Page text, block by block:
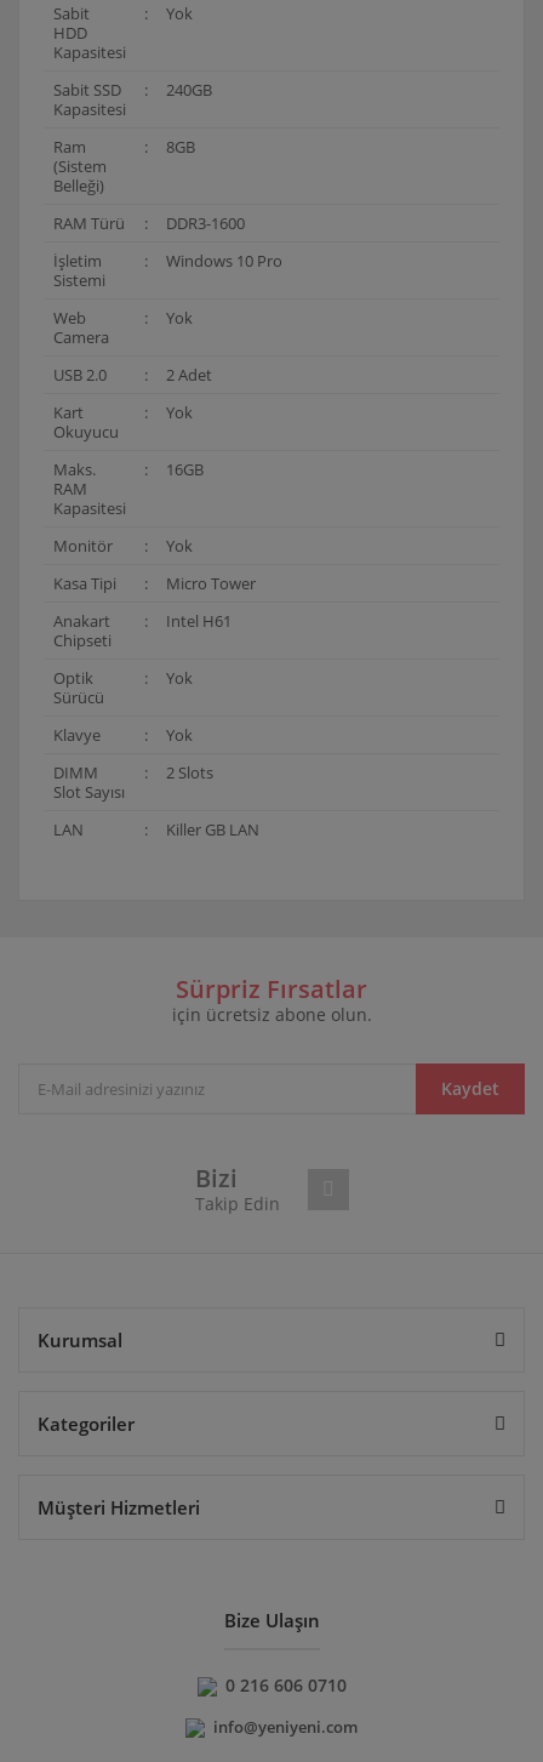
Sabit
HDD
Kapasitesi
: Yok
Sabit SSD
Kapasitesi
: 240GB
Ram
(Sistem
Belleği)
: 8GB
RAM Türü :
DDR3-1600
İşletim
Sistemi
: Windows 10 Pro
Web
Camera
: Yok
USB 2.0 :
2 Adet
Kart
Okuyucu
: Yok
Maks.
RAM
Kapasitesi
: 16GB
Monitör :
Yok
Kasa Tipi
:
Micro Tower
Anakart
Chipseti
: Intel H61
Optik
Sürücü
: Yok
Klavye :
Yok
DIMM
Slot Sayısı
: 2 Slots
LAN : Killer GB LAN
Yorum Yaz
Ürün resmi kalitesiz, bozuk veya görüntülenemiyor.
Ürün bilgilerinde hatalar bulunuyor.
Sürpriz Fırsatlar
için ücretsiz abone olun.
Kaydet
Bizi
Takip Edin
Kurumsal
Kategoriler
Müşteri Hizmetleri
Bize Ulaşın
0 216 606 0710
info@yeniyeni.com